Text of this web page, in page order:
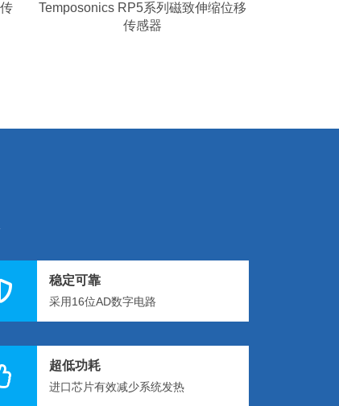
Temposonics RP5系列磁致伸缩位移
传感器
稳定可靠
采用16位AD数字电路
超低功耗
进口芯片有效减少系统发热